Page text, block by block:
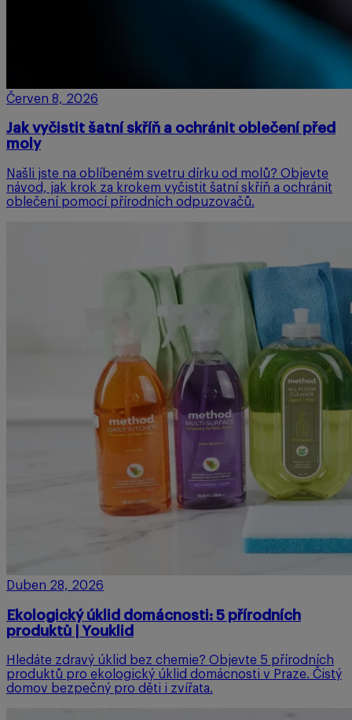
Červen 8, 2026
Jak vyčistit šatní skříň a ochránit oblečení před
moly
Našli jste na oblíbeném svetru dírku od molů? Objevte
návod, jak krok za krokem vyčistit šatní skříň a ochránit
oblečení pomocí přírodních odpuzovačů.
Duben 28, 2026
Ekologický úklid domácnosti: 5 přírodních
produktů | Youklid
Hledáte zdravý úklid bez chemie? Objevte 5 přírodních
produktů pro ekologický úklid domácnosti v Praze. Čistý
domov bezpečný pro děti i zvířata.